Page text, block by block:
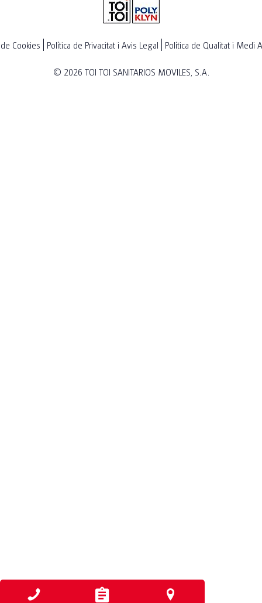
© 2026 TOI TOI SANITARIOS MOVILES, S.A.
Cookies Política de Privacitat i Avis Legal Política de Qualitat i Medi